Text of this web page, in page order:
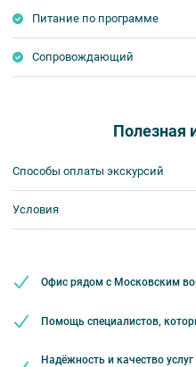
Ужин на пароме
Питание по программе
Сопровождающий
Полезная
Способы оплаты экскурсий
Условия
Наличие шенгенской
Офис рядом с Московским
Помощь специалистов,
Надёжность и качество